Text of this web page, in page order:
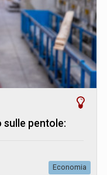
sulle pentole:
Economia